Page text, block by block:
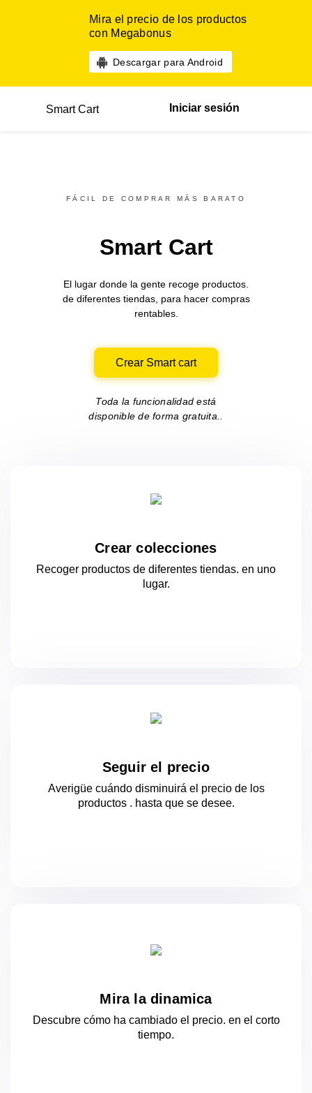
Mira el precio de los productos
con Megabonus
Descargar para Android
Smart Cart Iniciar sesión
FÁCIL DE COMPRAR MÁS BARATO
Smart Cart
El lugar donde la gente recoge productos.
de diferentestiendas, para hacer compras
rentables.
Crear Smart cart
Toda la funcionalidad está
disponible de forma gratuita..
Crear colecciones
Recoger productos de diferentes tiendas. en uno
lugar.
Seguir el precio
Averigüe cuándo disminuirá el precio de los
productos . hasta que se desee.
Mira la dinamica
Descubre cómo ha cambiado el precio. en el corto
tiempo.